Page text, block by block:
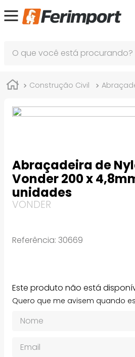
Construção Civil
Abraçadeira de
Vonder 200 x
unidades
VONDER
Referência: 30669
Este produto não está
Quero que me avisem quando